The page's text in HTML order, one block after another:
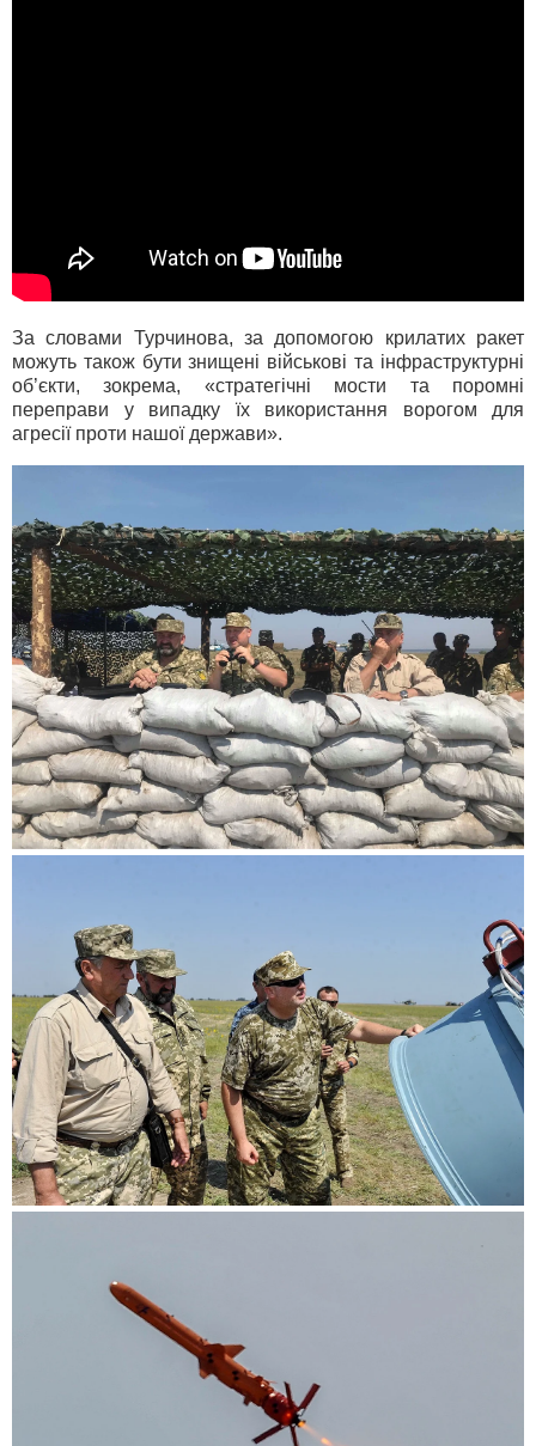
За словами Турчинова, за допомогою крилатих ракет
можуть також бути знищені військові та інфраструктурні
об’єкти, зокрема, «стратегічні мости та поромні
переправи у випадку їх використання ворогом для
агресії проти нашої держави».